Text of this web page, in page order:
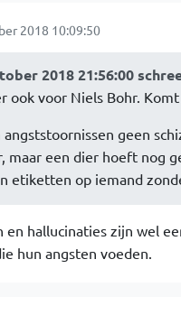
2018 10:09:50
2018 21:56:00
ook voor Niels Bohr.
angststoornissen geen
maar een dier hoeft nog
etiketten op iemand
en hallucinaties zijn wel
hun angsten voeden.